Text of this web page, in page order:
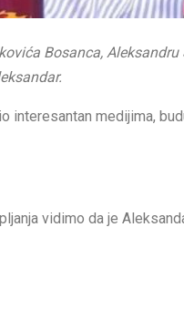
Bosanca,
interesantan medijima,
vidimo da je